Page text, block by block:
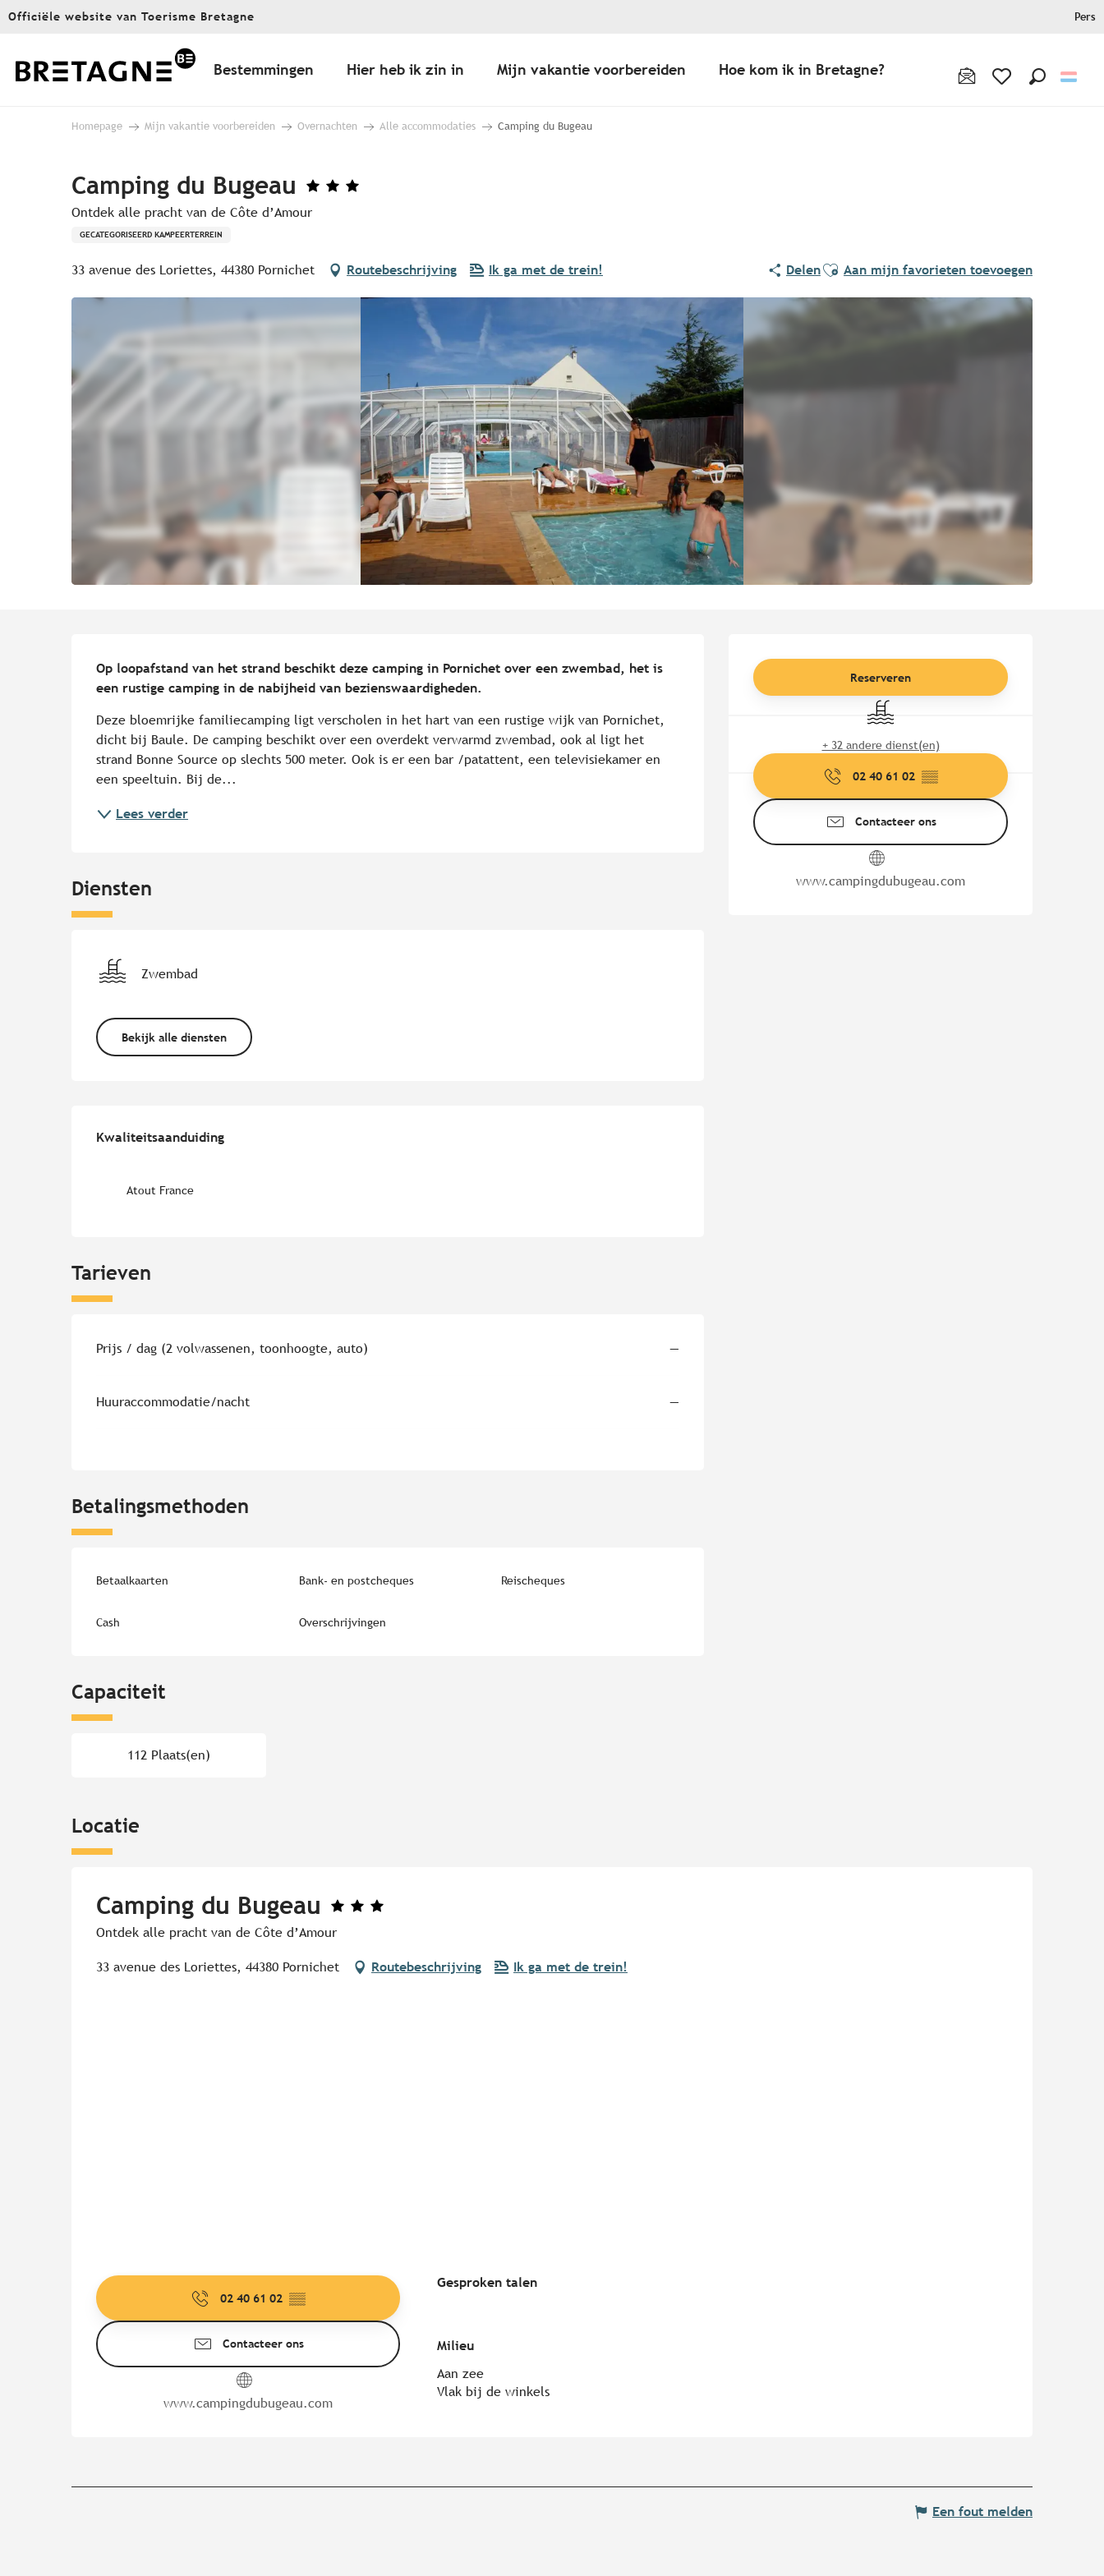
Aller
principal
Officiële website van Toerisme Bretagne Pers
Bestemmingen Hier heb ik zin in Mijn vakantie voorbereiden Hoe kom ik in Bretagne?
Homepage Mijn vakantie voorbereiden Overnachten Alle accommodaties Camping du Bugeau
Camping du Bugeau
Ontdek alle pracht van de Côte d’Amour
GECATEGORISEERD KAMPEERTERREIN
33 avenue des Loriettes, 44380 Pornichet Routebeschrijving Ik ga met de trein! DelenAjouter aux favoris
Aan mijn favorieten toevoegen
Openingstijden en
Reserveren
Zwembad
+ 32 andere dienst(en)
02 40 61 02 ▒▒
Contacteer ons
www.campingdubugeau.com
Op loopafstand van het strand beschikt deze camping in Pornichet over een zwembad, het is
een rustige camping in de nabijheid van bezienswaardigheden.
Deze bloemrijke familiecamping ligt verscholen in het hart van een rustige wijk van Pornichet,
dicht bij Baule. De camping beschikt over een overdekt verwarmd zwembad, ook al ligt het
strand Bonne Source op slechts 500 meter. Ook is er een bar /patattent, een televisiekamer en
een speeltuin. Bij de...
Lees verder
Diensten
Zwembad
Bekijk alle diensten
Kwaliteitsaanduiding
Kwaliteitsaanduiding
Atout France
Tarieven
Tarieven 2026
Prijs / dag (2 volwassenen, toonhoogte, auto) —
Huuraccommodatie/nacht —
Betalingsmethoden
Betaalkaarten Bank- en postcheques Reischeques
Cash Overschrijvingen
Capaciteit
112 Plaats(en)
Locatie
Camping du Bugeau
Ontdek alle pracht van de Côte d’Amour
33 avenue des Loriettes, 44380 Pornichet Routebeschrijving Ik ga met de trein!
02 40 61 02 ▒▒
Contacteer ons
www.campingdubugeau.com
Gesproken talen
Gesproken talen
Milieu
Milieu
Aan zee
Vlak bij de winkels
Een fout melden